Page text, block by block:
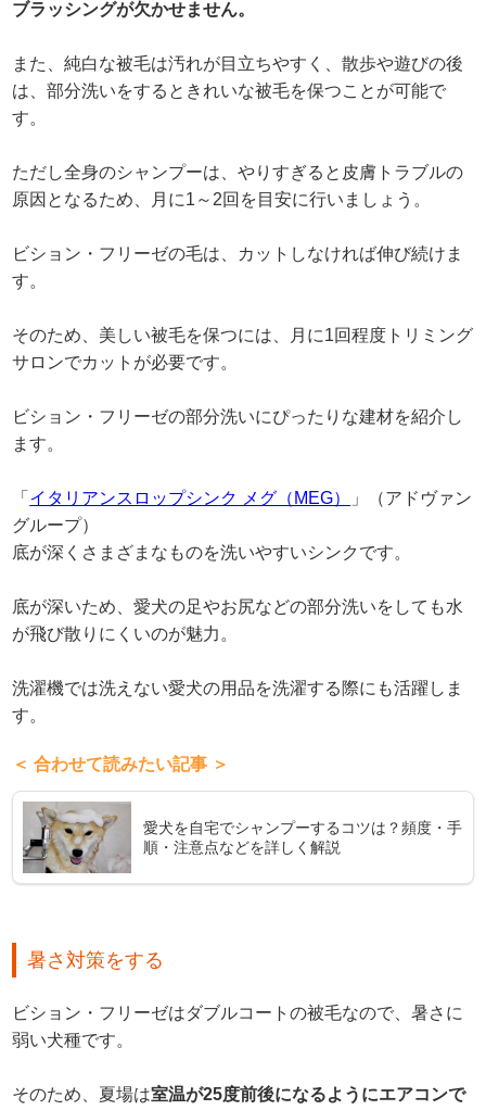
ブラッシングが欠かせません。
また、純白な被毛は汚れが目立ちやすく、散歩や遊びの後
は、部分洗いをするときれいな被毛を保つことが可能で
す。
ただし全身のシャンプーは、やりすぎると皮膚トラブルの
原因となるため、月に1～2回を目安に行いましょう。
ビション・フリーゼの毛は、カットしなければ伸び続けま
す。
そのため、美しい被毛を保つには、月に1回程度トリミング
サロンでカットが必要です。
ビション・フリーゼの部分洗いにぴったりな建材を紹介し
ます。
「 イタリアンスロップシンク メグ（MEG）
」（アドヴァン
グループ）
底が深くさまざまなものを洗いやすいシンクです。
底が深いため、愛犬の足やお尻などの部分洗いをしても水
が飛び散りにくいのが魅力。
洗濯機では洗えない愛犬の用品を洗濯する際にも活躍しま
す。
＜ 合わせて読みたい記事 ＞
愛犬を自宅でシャンプーするコツは？頻度・手
順・注意点などを詳しく解説
暑さ対策をする
ビション・フリーゼはダブルコートの被毛なので、暑さに
弱い犬種です。
そのため、夏場は室温が25度前後になるようにエアコンで